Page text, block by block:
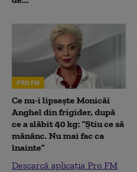
PRO FM
Ce nu-i lipsește Monicăi
Anghel din frigider, după
ce a slăbit 40 kg: “Știu ce să
mănânc. Nu mai fac ca
înainte”
Descarcă aplicația Pro FM